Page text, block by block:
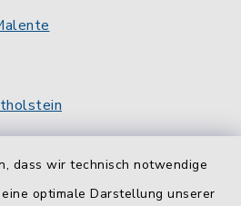
dass wir technisch notwendige
optimale Darstellung unserer